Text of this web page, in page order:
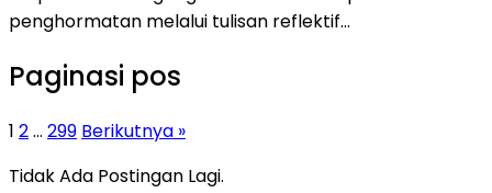
penghormatan melalui tulisan reflektif…
Paginasi pos
1 2… 299 Berikutnya »
Tidak Ada Postingan Lagi.